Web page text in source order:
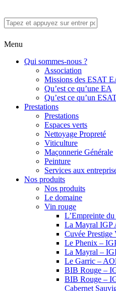
Menu
Qui sommes-nous ?
Association
Missions des ESAT
Qu’est ce qu’une EA
Qu’est ce qu’un
Prestations
Prestations
Espaces verts
Nettoyage Propreté
Viticulture
Maçonnerie Générale
Peinture
Services aux
Nos produits
Nos produits
Le domaine
Vin rouge
L’Empreinte
La Mayral IGP
Cuvée Prestige
Le Phenix –
La Mayral –
Le Garric –
BIB Rouge –
BIB Rouge –
Cabernet